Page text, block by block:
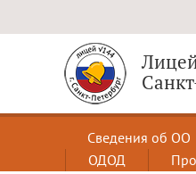
Сведения об ОО
ОДОД